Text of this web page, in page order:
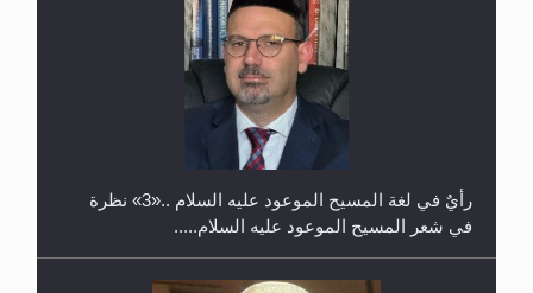
معرض القرآن الكريم لمدة ثلاثين يوما في مكتبة مدينة
ريهيماكي في فنلند
**الحصن الحصين من وساوس المعارضين ...**...